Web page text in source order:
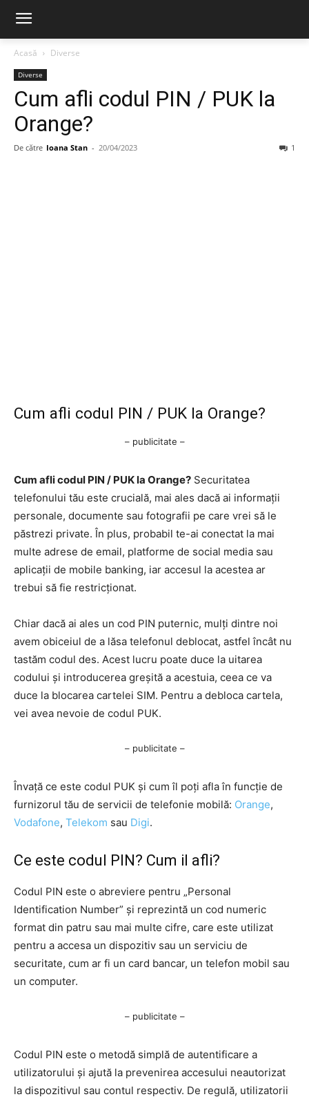
Acasă Diverse
Diverse
Cum afli codul PIN / PUK la
Orange?
De către Ioana Stan - 20/04/2023 1
Cum afli codul PIN / PUK la Orange?
– publicitate –
Cum afli codul PIN / PUK la Orange? Securitatea
telefonului tău este crucială, mai ales dacă ai informații
personale, documente sau fotografii pe care vrei să le
păstrezi private. În plus, probabil te-ai conectat la mai
multe adrese de email, platforme de social media sau
aplicații de mobile banking, iar accesul la acestea ar
trebui să fie restricționat.
Chiar dacă ai ales un cod PIN puternic, mulți dintre noi
avem obiceiul de a lăsa telefonul deblocat, astfel încât nu
tastăm codul des. Acest lucru poate duce la uitarea
codului și introducerea greșită a acestuia, ceea ce va
duce la blocarea cartelei SIM. Pentru a debloca cartela,
vei avea nevoie de codul PUK.
– publicitate –
Învață ce este codul PUK și cum îl poți afla în funcție de
furnizorul tău de servicii de telefonie mobilă: Orange,
Vodafone, Telekom sau Digi.
Ce este codul PIN? Cum il afli?
Codul PIN este o abreviere pentru „Personal
Identification Number” și reprezintă un cod numeric
format din patru sau mai multe cifre, care este utilizat
pentru a accesa un dispozitiv sau un serviciu de
securitate, cum ar fi un card bancar, un telefon mobil sau
un computer.
– publicitate –
Codul PIN este o metodă simplă de autentificare a
utilizatorului și ajută la prevenirea accesului neautorizat
la dispozitivul sau contul respectiv. De regulă, utilizatorii